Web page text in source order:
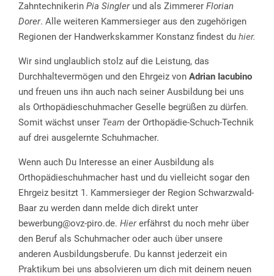
Zahntechnikerin Pia Singlerund als Zimmerer Florian
Dorer. Alle weiteren Kammersieger aus den zugehörigen
Regionen der Handwerkskammer Konstanz findest du hier.
Wir sind unglaublich stolz auf die Leistung, das
Durchhaltevermögen und den Ehrgeiz von Adrian Iacubino
und freuen uns ihn auch nach seiner Ausbildung bei uns
als Orthopädieschuhmacher Geselle begrüßen zu dürfen.
Somit wächst unser Team der Orthopädie-Schuch-Technik
auf drei ausgelernte Schuhmacher.
Wenn auch Du Interesse an einer Ausbildung als
Orthopädieschuhmacher hast und du vielleicht sogar den
Ehrgeiz besitzt 1. Kammersieger der Region Schwarzwald-
Baar zu werden dann melde dich direkt unter
bewerbung@ovz-piro.de. Hiererfährst du noch mehr über
den Beruf als Schuhmacher oder auch über unsere
anderen Ausbildungsberufe. Du kannst jederzeit ein
Praktikum bei uns absolvieren um dich mit deinem neuen